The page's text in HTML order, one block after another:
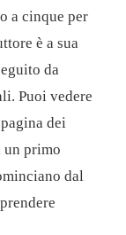
a cinque per
è a sua
da
Puoi vedere
dei
un primo
dal